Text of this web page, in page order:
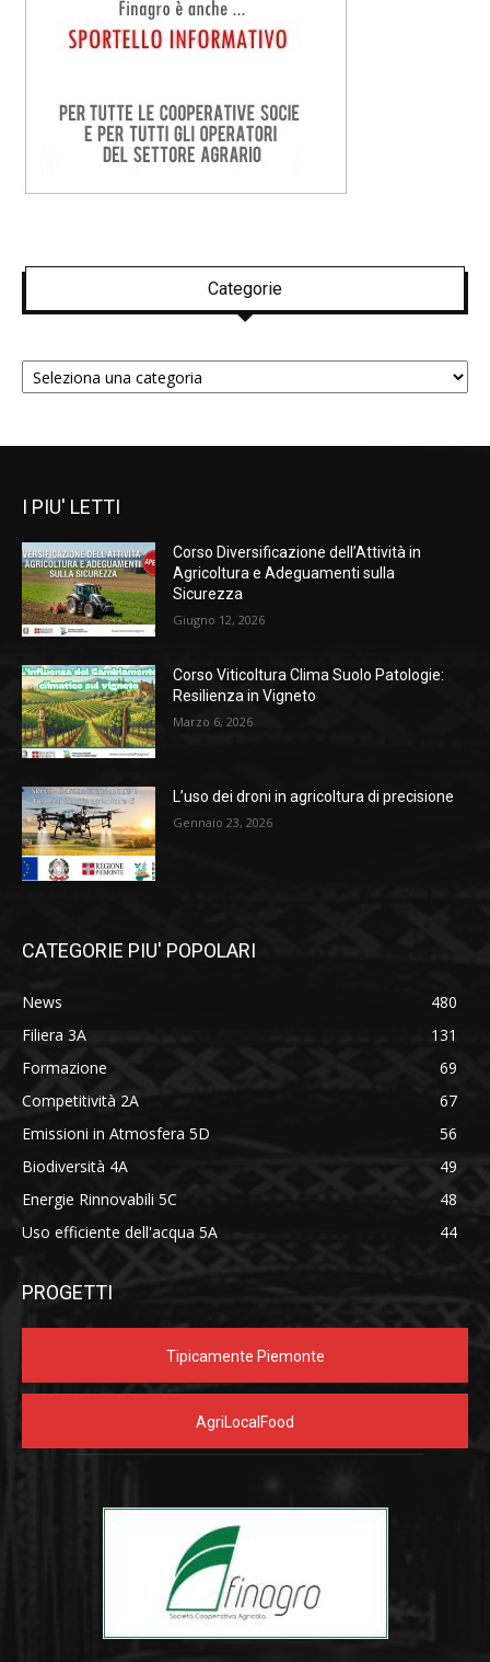
Categorie
Categorie
I PIU' LETTI
Corso Diversificazione dell’Attività in
Agricoltura e Adeguamenti sulla
Sicurezza
Giugno 12, 2026
Corso Viticoltura Clima Suolo Patologie:
Resilienza in Vigneto
Marzo 6, 2026
L’uso dei droni in agricoltura di precisione
Gennaio 23, 2026
CATEGORIE PIU' POPOLARI
News
480
Filiera 3A
131
Formazione
69
Competitività 2A
67
Emissioni in Atmosfera 5D
56
Biodiversità 4A
49
Energie Rinnovabili 5C
48
Uso efficiente dell'acqua 5A
44
PROGETTI
Tipicamente Piemonte
AgriLocalFood